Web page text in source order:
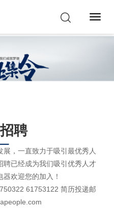
聘
展，一直致力于吸引最优秀人
聘已经成为我们吸引优秀人才
欢迎您的加入！
61753122 简历投递邮